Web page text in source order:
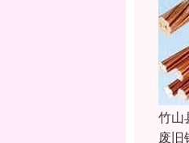
竹山
废旧